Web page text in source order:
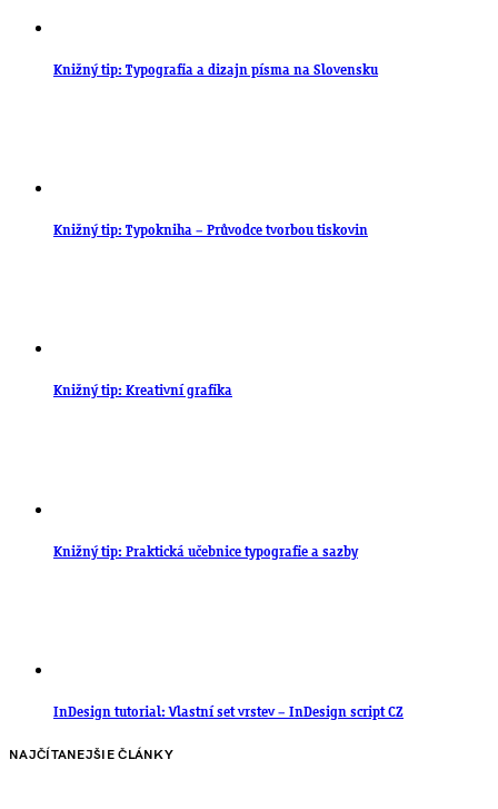
Knižný tip: Typografia a dizajn písma na Slovensku
Knižný tip: Typokniha – Průvodce tvorbou tiskovin
Knižný tip: Kreativní grafika
Knižný tip: Praktická učebnice typografie a sazby
InDesign tutorial: Vlastní set vrstev – InDesign script CZ
NAJČÍTANEJŠIE ČLÁNKY